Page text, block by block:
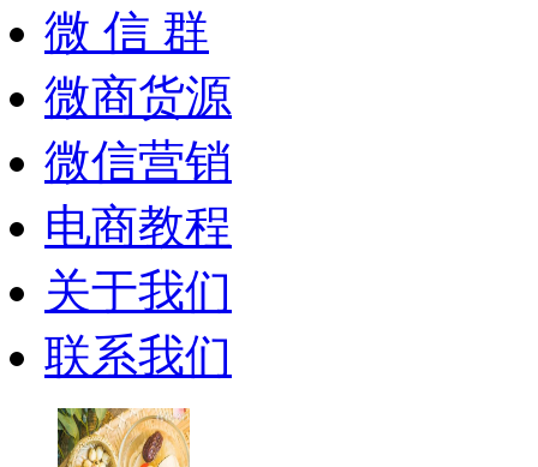
微 信 群
微商货源
微信营销
电商教程
关于我们
联系我们